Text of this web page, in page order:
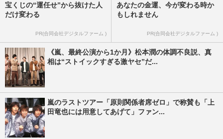
宝くじの“運任せ”から抜けた人
だけ変わる
PR(合同会社デジタルファーム )
あなたの金運、今が変わる時か
もしれません
PR(合同会社デジタルファーム )
《嵐、最終公演から1か月》松本潤の体調不良説、真
相は“ストイックすぎる激ヤセ”だ...
嵐のラストツアー「原則関係者席ゼロ」で称賛も「上
田竜也には用意してあげて」ファン...